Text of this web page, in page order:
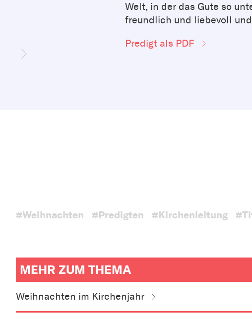
Welt, in der das Gute so
freundlich und liebevoll
Predigt als PDF
#Weihnachten #Predigten #Kirchenleitung
MEHR ZUM THEMA
zum
Downloads
Weihnachten im Kirchenjahr